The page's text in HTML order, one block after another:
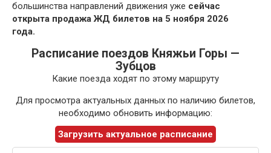
большинства направлений движения уже сейчас
открыта продажа ЖД билетов на 5 ноября 2026
года.
Расписание поездов Княжьи Горы —
Зубцов
Какие поезда ходят по этому маршруту
Для просмотра актуальных данных по наличию билетов,
необходимо обновить информацию:
Загрузить актуальное расписание